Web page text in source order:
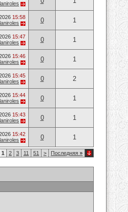
laniroles
15:58
laniroles 0 1
15:47
laniroles 0 1
15:46
laniroles 0 1
15:45
laniroles 0 2
15:44
laniroles 0 1
15:43
laniroles 0 1
15:42
laniroles 0 1
1 2 3 11 51 > Последняя »